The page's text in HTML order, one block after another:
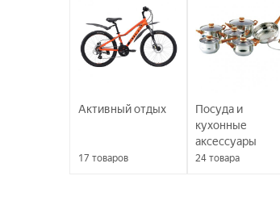
Активный отдых
17 товаров
Посуда и
кухонные
аксессуары
24товара